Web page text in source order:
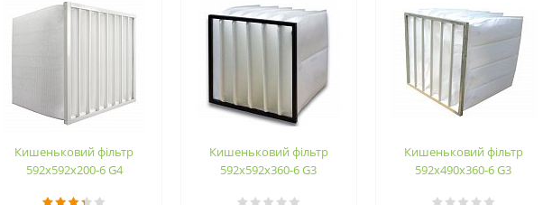
Кишеньковий фільтр
592х592х200-6 G4
Кишеньковий фільтр
592х592х360-6 G3
Кишеньковий фільтр
592х490х360-6 G3